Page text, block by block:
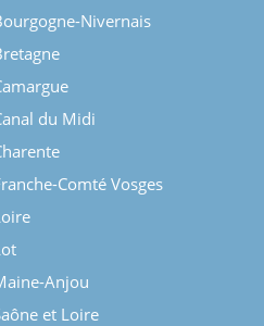
Nivernais
du Midi
Comté Vosges
Anjou
et Loire